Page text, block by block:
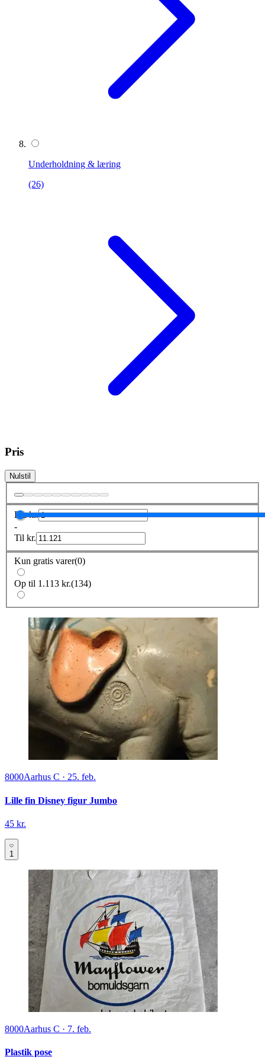
Underholdning & læring
(26)
Pris
Nulstil
Frakr.
-
Til kr.
Kun gratis varer(0)
Op til 1.113 kr.(134)
8000Aarhus C · 25. feb.
Lille fin Disney figur Jumbo
45 kr.
1
8000Aarhus C · 7. feb.
Plastik pose